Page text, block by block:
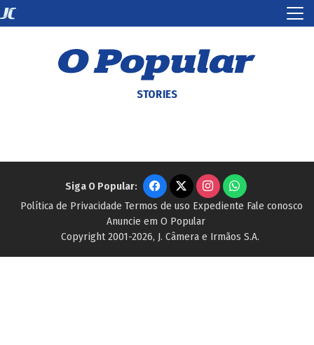
STORIES
Siga O Popular:
Política de Privacidade Termos de uso Expediente Fale conosco
Anuncie em O Popular
Copyright 2001-2026, J. Câmera e Irmãos S.A.